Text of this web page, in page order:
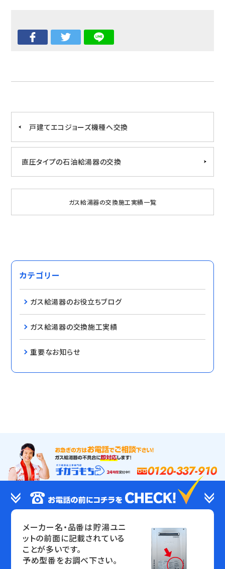
戸建てエコジョーズ機種へ交換
直圧タイプの石油給湯器の交換
ガス給湯器の交換施工実績一覧
カテゴリー
ガス給湯器のお役立ちブログ
ガス給湯器の交換施工実績
重要なお知らせ
0120-337-910
メーカー名・品番は貯湯ユニ
ットの前面に記載されている
ことが多いです。
予め型番をお調べ下さい。